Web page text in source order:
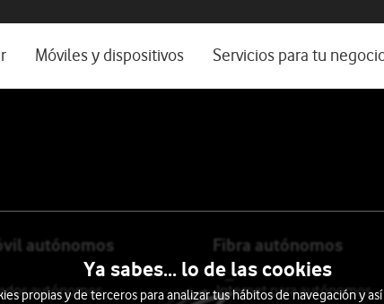
ayuda e idioma
Móviles y dispositivos Servicios para tu
autónomos
autónomos
Fibra autónomos
Internet para autónomos
Ya sabes... lo de las cookies
propias y de terceros para analizar tus hábitos de navegación y